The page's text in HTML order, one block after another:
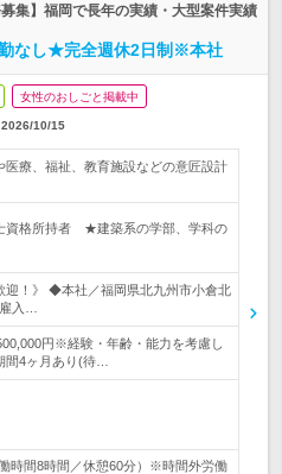
集】福岡で長年の実績・大型案件実績
なし★完全週休2日制※本社
女性のおしごと掲載中
2026/10/15
医療、福祉、教育施設などの意匠設計
資格所持者 ★建築系の学部、学科の
迎！》 ◆本社／福岡県北九州市小倉北
入…
円※経験・年齢・能力を考慮し
4ヶ月あり(待…
時間8時間／休憩60分）※時間外労働